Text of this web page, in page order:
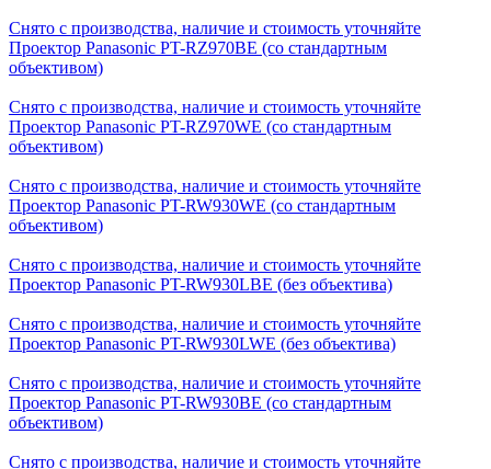
Снято с производства, наличие и стоимость уточняйте
Проектор Panasonic PT-RZ970BE (со стандартным
объективом)
Снято с производства, наличие и стоимость уточняйте
Проектор Panasonic PT-RZ970WE (со стандартным
объективом)
Снято с производства, наличие и стоимость уточняйте
Проектор Panasonic PT-RW930WE (со стандартным
объективом)
Снято с производства, наличие и стоимость уточняйте
Проектор Panasonic PT-RW930LBE (без объектива)
Снято с производства, наличие и стоимость уточняйте
Проектор Panasonic PT-RW930LWE (без объектива)
Снято с производства, наличие и стоимость уточняйте
Проектор Panasonic PT-RW930BE (со стандартным
объективом)
Снято с производства, наличие и стоимость уточняйте